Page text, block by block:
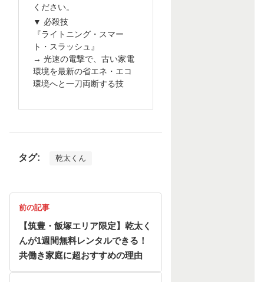
ください。
▼ 必殺技
『ライトニング・スマー
ト・スラッシュ』
→ 光速の電撃で、古い家電
環境を最新の省エネ・エコ
環境へと一刀両断する技
タグ: 乾太くん
前の記事
【筑豊・飯塚エリア限定】乾太く
んが1週間無料レンタルできる！
共働き家庭に超おすすめの理由